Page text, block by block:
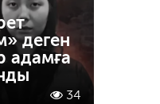
деген
адамға
34